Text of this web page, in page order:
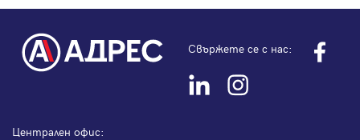
Свържете се с нас:
Централен офис: